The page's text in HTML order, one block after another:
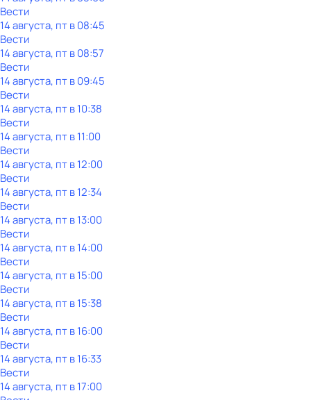
Вести
14 августа, пт в 08:45
Вести
14 августа, пт в 08:57
Вести
14 августа, пт в 09:45
Вести
14 августа, пт в 10:38
Вести
14 августа, пт в 11:00
Вести
14 августа, пт в 12:00
Вести
14 августа, пт в 12:34
Вести
14 августа, пт в 13:00
Вести
14 августа, пт в 14:00
Вести
14 августа, пт в 15:00
Вести
14 августа, пт в 15:38
Вести
14 августа, пт в 16:00
Вести
14 августа, пт в 16:33
Вести
14 августа, пт в 17:00